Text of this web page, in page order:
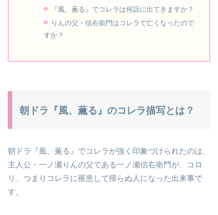
『風、薫る』でコレラは何話に出てきますか？
りんの父・信右衛門はコレラで亡くなったので
すか？
朝ドラ『風、薫る』のコレラ描写とは？
朝ドラ『風、薫る』でコレラが強く印象づけられたのは、
主人公・一ノ瀬りんの父である一ノ瀬信右衛門が、コロ
リ、つまりコレラに罹患して帰らぬ人になった出来事で
す。